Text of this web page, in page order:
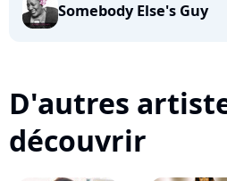
Somebody Else's Guy
D'autres
découvrir